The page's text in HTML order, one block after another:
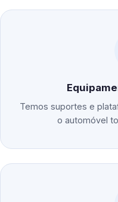
Temos suportes e
o automóvel